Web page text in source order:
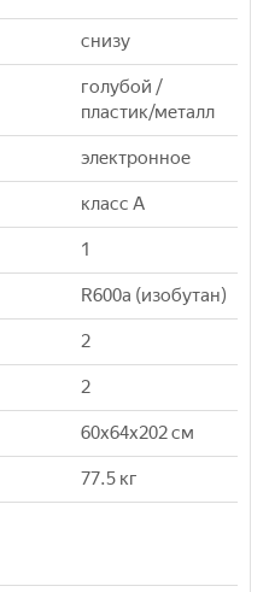
снизу
голубой /
пластик/металл
электронное
класс A
1
R600a (изобутан)
2
2
60x64x202 см
77.5 кг